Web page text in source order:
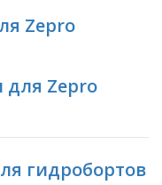
Zepro
для Zepro
гидробортов